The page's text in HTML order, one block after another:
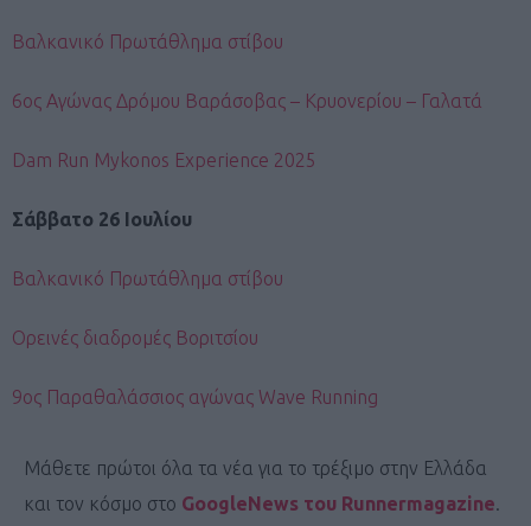
Βαλκανικό Πρωτάθλημα στίβου
6ος Αγώνας Δρόμου Βαράσοβας – Κρυονερίου – Γαλατά
Dam Run Mykonos Experience 2025
Σάββατο 26 Ιουλίου
Βαλκανικό Πρωτάθλημα στίβου
Ορεινές διαδρομές Βοριτσίου
9ος Παραθαλάσσιος αγώνας Wave Running
Μάθετε πρώτοι όλα τα νέα για το τρέξιμο στην Ελλάδα
και τον κόσμο στο GoogleNews του Runnermagazine.